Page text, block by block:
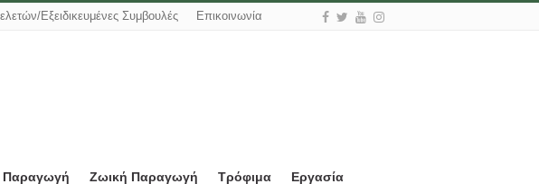
Εξειδικευμένες Συμβουλές Επικοινωνία
Παραγωγή Ζωική Παραγωγή Τρόφιμα Εργασία